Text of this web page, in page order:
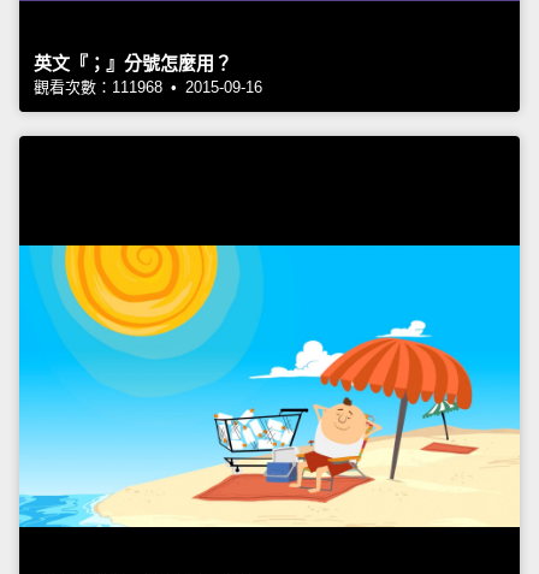
英文『；』分號怎麼用？
觀看次數：111968 • 2015-09-16